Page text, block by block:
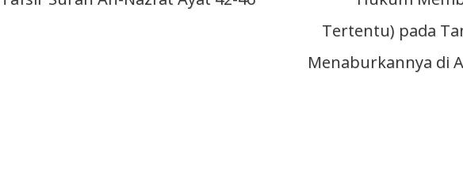
Navigasi
Tertentu) pada
Menaburkannya di